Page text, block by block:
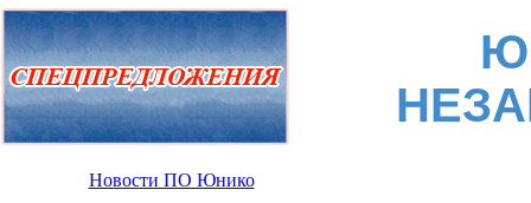
Новости ПО Юнико